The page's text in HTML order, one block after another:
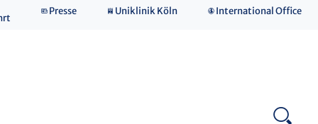
Presse Uniklinik Köln International Office